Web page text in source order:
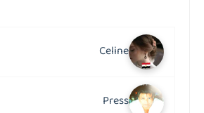
Celine
Press